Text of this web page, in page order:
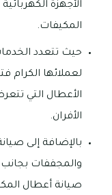
الأجهزة
المكيفات.
حيث تتعدد
لعملائها
الأعطال التي
الأفران.
بالإضافة إلى
والمجففات
صيانة أعطال